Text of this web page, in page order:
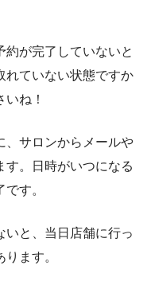
が完了していないと
れていない状態ですか
ね！
、サロンからメールや
す。日時がいつになる
す。
いと、当日店舗に行っ
ます。